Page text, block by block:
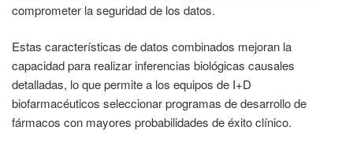
comprometer la seguridad de los datos.
Estas características de datos combinados mejoran la
capacidad para realizar inferencias biológicas causales
detalladas, lo que permite a los equipos de I+D
biofarmacéuticos seleccionar programas de desarrollo de
fármacos con mayores probabilidades de éxito clínico.